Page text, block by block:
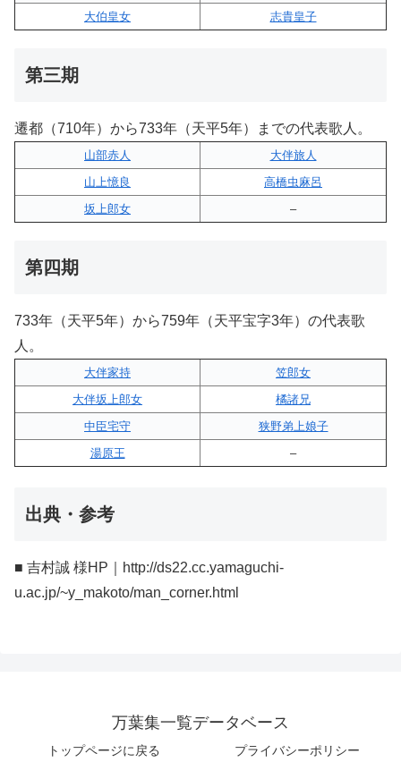
大伯皇女
志貴皇子
第三期
遷都（710年）から733年（天平5年）までの代表歌人。
山部赤人
大伴旅人
山上憶良
高橋虫麻呂
坂上郎女
–
第四期
733年（天平5年）から759年（天平宝字3年）の代表歌
人。
大伴家持
笠郎女
大伴坂上郎女
橘諸兄
中臣宅守
狭野弟上娘子
湯原王
–
出典・参考
■ 吉村誠 様HP｜http://ds22.cc.yamaguchi-
u.ac.jp/~y_makoto/man_corner.html
万葉集一覧データベース
トップページに戻る プライバシーポリシー